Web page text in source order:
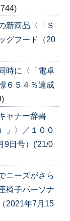
新商品〈「Ｓ
グフード（20
時に〈「電卓
６５４％達成
ャナー辞書
」〉／１００
9日号）('21/0
ニーズがさら
椅子パーソナ
2021年7月15